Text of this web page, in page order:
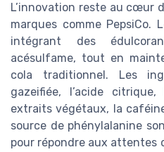
L’innovation reste au cœur
marques comme PepsiCo.
intégrant des
acésulfame, tout en
cola traditionnel. Les
gazeifiée, l’acide citrique,
extraits végétaux, la
source de phénylalanine
pour répondre aux attentes